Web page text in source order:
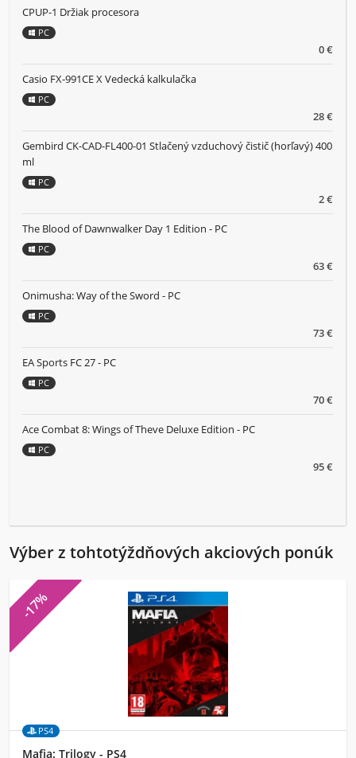
0 €
CPUP-1 Držiak procesora
PC
28 €
Casio FX-991CE X Vedecká kalkulačka
PC
2 €
Gembird CK-CAD-FL400-01 Stlačený vzduchový čistič (horľavý) 400
ml
PC
63 €
The Blood of Dawnwalker Day 1 Edition - PC
PC
73 €
Onimusha: Way of the Sword - PC
PC
70 €
EA Sports FC 27 - PC
PC
95 €
Ace Combat 8: Wings of Theve Deluxe Edition - PC
PC
Výber z tohtotýždňových akciových ponúk
-17%
PS4
Mafia: Trilogy - PS4